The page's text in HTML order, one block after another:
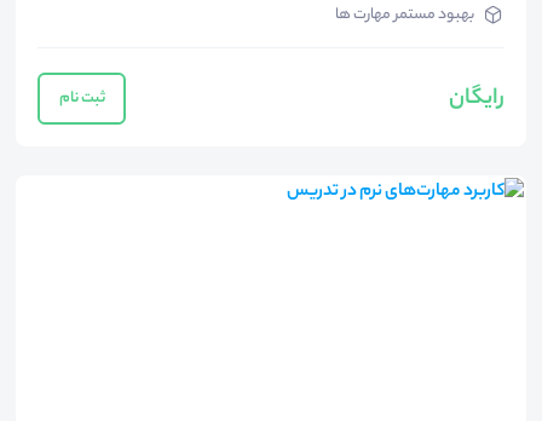
بهبود مستمر مهارت ها
رایگان ثبت نام